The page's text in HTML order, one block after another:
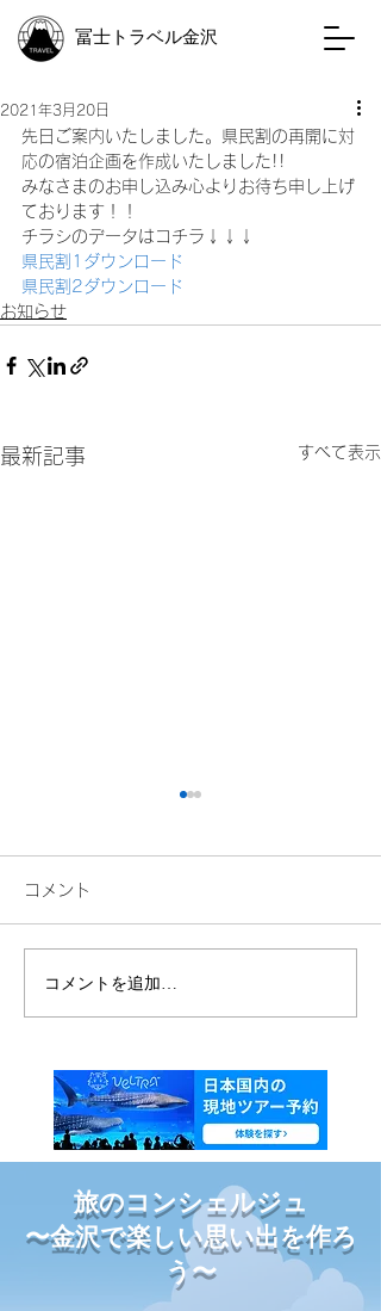
冨士トラベル金沢
2021年3月20日
先日ご案内いたしました。県民割の再開に対
応の宿泊企画を作成いたしました!!
みなさまのお申し込み心よりお待ち申し上げ
ております！！
チラシのデータはコチラ↓↓↓
県民割1 ダウンロード
県民割2ダウンロード
お知らせ
最新記事 すべて表示
【年末年始休業のお知ら
コメント
コメントを追加…
旅のコンシェルジュ
〜金沢で楽しい思い出を作ろ
う〜